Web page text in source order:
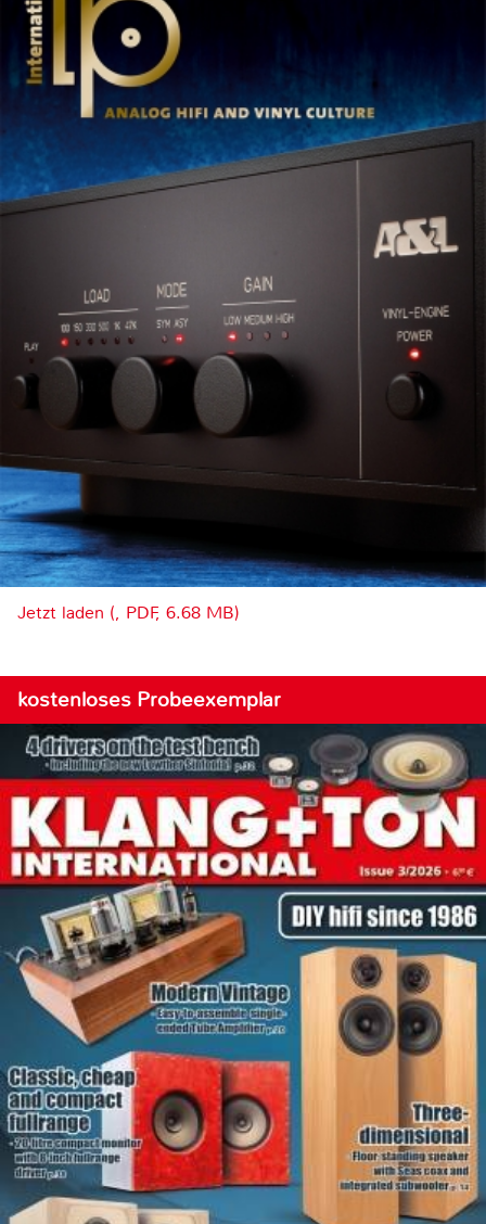
Jetzt laden (, PDF, 6.68 MB)
kostenloses Probeexemplar